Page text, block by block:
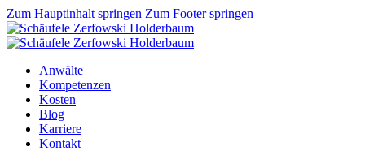
Zum Hauptinhalt springen Zum Footer springen
Anwälte
Kompetenzen
Kosten
Blog
Karriere
Kontakt